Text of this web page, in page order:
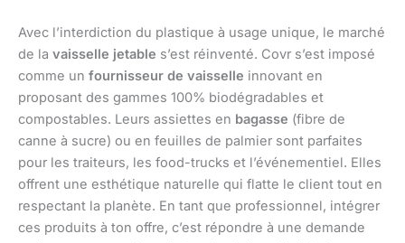
Avec l’interdiction du plastique à usage unique, le marché
de la vaisselle jetable s’est réinventé. Covr s’est imposé
comme un fournisseur de vaisselle innovant en
proposant des gammes 100% biodégradables et
compostables. Leurs assiettes en bagasse (fibre de
canne à sucre) ou en feuilles de palmier sont parfaites
pour les traiteurs, les food-trucks et l’événementiel. Elles
offrent une esthétique naturelle qui flatte le client tout en
respectant la planète. En tant que professionnel, intégrer
ces produits à ton offre, c’est répondre à une demande